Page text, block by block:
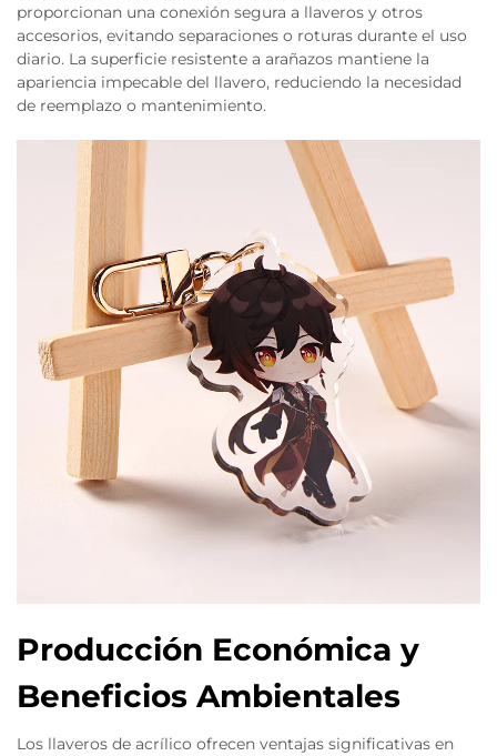
proporcionan una conexión segura a llaveros y otros
accesorios, evitando separaciones o roturas durante el uso
diario. La superficie resistente a arañazos mantiene la
apariencia impecable del llavero, reduciendo la necesidad
de reemplazo o mantenimiento.
Producción Económica y
Beneficios Ambientales
Los llaveros de acrílico ofrecen ventajas significativas en